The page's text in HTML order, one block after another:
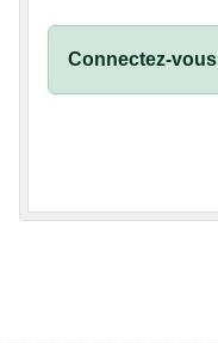
Connectez-vous